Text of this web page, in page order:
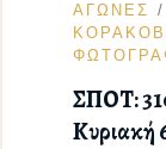
ΑΓΩΝΕΣ
ΣΠΟΤ:
Κυριακή